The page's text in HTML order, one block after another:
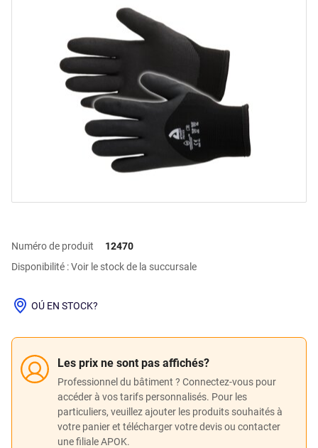
Numéro de produit
12470
Disponibilité : Voir le stock de la succursale
Les prix ne sont pas affichés?
Professionnel du bâtiment ? Connectez-vous pour
accéder à vos tarifs personnalisés. Pour les
particuliers, veuillez ajouter les produits souhaités à
votre panier et télécharger votre devis ou contacter
une filiale APOK.
OÚ EN STOCK?